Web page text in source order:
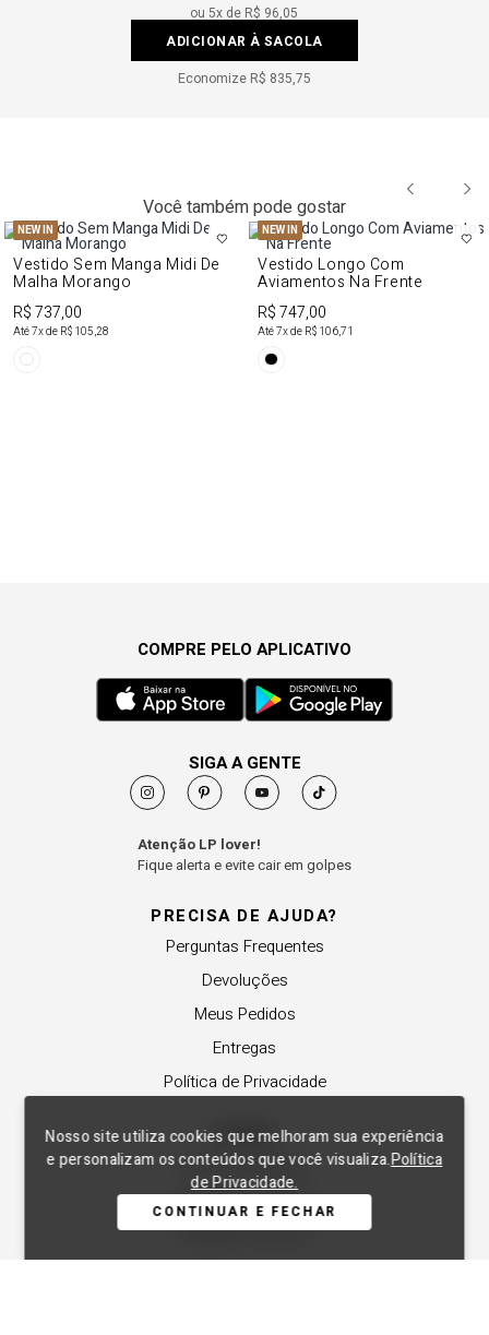
Nosso site utiliza cookies que melhoram sua experiência
e personalizam os conteúdos que você visualiza.Política
de Privacidade.
CONTINUAR E FECHAR
ou5x de R$ 96,05
ADICIONAR À SACOLA
Economize R$ 835,75
Você também pode gostar
NEW IN
Vestido Sem Manga Midi De
Malha Morango
R$ 737,00
Até7x de R$ 105,28
NEW IN
Vestido Longo Com
Aviamentos Na Frente
R$ 747,00
Até7x de R$ 106,71
PRECISA DE AJUDA?
Perguntas Frequentes
Devoluções
Meus Pedidos
Entregas
Política de Privacidade
SOBRE
A Lança Perfume
Revender a Marca
Trabalhe Conosco
Compre Local
COMPRE PELO APLICATIVO
SIGA A GENTE
Atenção LP lover!
Fique alerta e evite cair em golpes